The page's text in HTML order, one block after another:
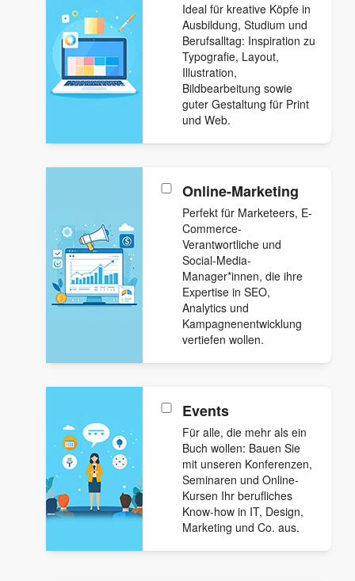
Ideal für kreative Köpfe in
Ausbildung, Studium und
Berufsalltag: Inspiration zu
Typografie, Layout,
Illustration,
Bildbearbeitung sowie
guter Gestaltung für Print
und Web.
Online-Marketing
Perfekt für Marketeers, E-
Commerce-
Verantwortliche und
Social-Media-
Manager*innen, die ihre
Expertise in SEO,
Analytics und
Kampagnenentwicklung
vertiefen wollen.
Events
Für alle, die mehr als ein
Buch wollen: Bauen Sie
mit unseren Konferenzen,
Seminaren und Online-
Kursen Ihr berufliches
Know-how in IT, Design,
Marketing und Co. aus.